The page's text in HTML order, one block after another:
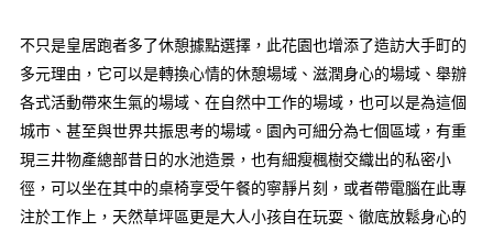
不只是皇居跑者多了休憩據點選擇，此花園也增添了造訪大手町的
多元理由，它可以是轉換心情的休憩場域、滋潤身心的場域、舉辦
各式活動帶來生氣的場域、在自然中工作的場域，也可以是為這個
城市、甚至與世界共振思考的場域。園內可細分為七個區域，有重
現三井物產總部昔日的水池造景，也有細瘦楓樹交織出的私密小
徑，可以坐在其中的桌椅享受午餐的寧靜片刻，或者帶電腦在此專
注於工作上，天然草坪區更是大人小孩自在玩耍、徹底放鬆身心的